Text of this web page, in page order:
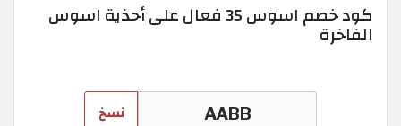
كود خصم اسوس 35 فعال على أحذية اسوس
الفاخرة
نسخ